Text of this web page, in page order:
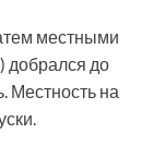
местными
добрался до
Местность на